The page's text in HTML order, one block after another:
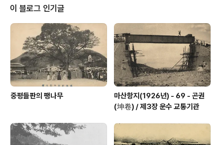
이 등록되어 있으며 책은 한 달에 최고 4만 7천권이 대여된다고 한다. 박용남은
‘지혜의 등대’를 두고 꾸리찌바 시가 소외된 도시 빈민과..
이 블로그 인기글
중평들판의 팽나무
마산항지(1926년) - 69 - 곤권
(坤卷) / 제3장 운수 교통기관